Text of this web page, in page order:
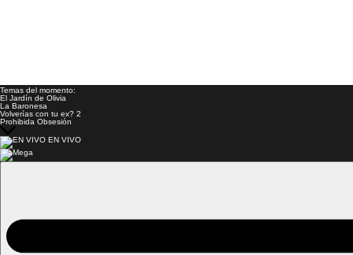
Temas del momento:
El Jardín de Olivia
La Baronesa
Volverías con tu ex? 2
Prohibida Obsesión
EN VIVO